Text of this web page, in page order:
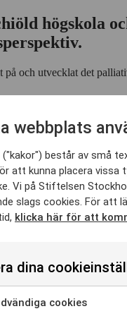
högskola
och utvecklat det
livet och om döden.
kunskapsutbyten,
vår hjälp kommer vi
Seminarierna
dig till Marie
webbplats
består av små
att kunna placera vissa
Vi på Stiftelsen
slags cookies. För att
klicka här för att
dina
cookies